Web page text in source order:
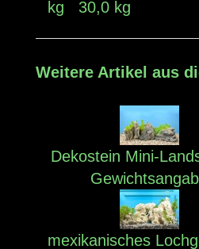
kg 30,0 kg
Weitere Artikel aus
Dekostein Mini-
mexikanisches